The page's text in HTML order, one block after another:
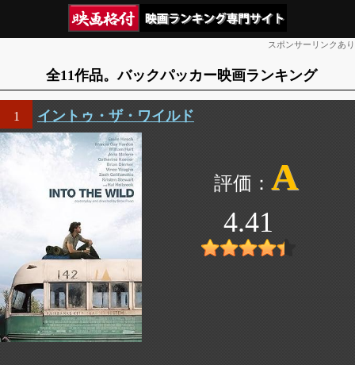
スポンサーリンクあり
全11作品。バックパッカー映画ランキング
1 イントゥ・ザ・ワイルド
A
4.41